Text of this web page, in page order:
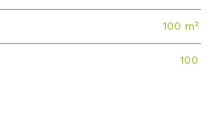
100 m²
100